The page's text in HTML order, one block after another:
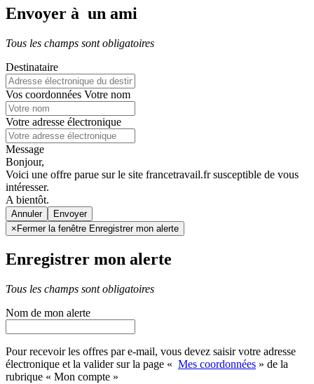
Envoyer à un ami
Tous les champs sont obligatoires
Destinataire
Vos coordonnées Votre nom
Votre adresse électronique
Message
Bonjour,
Voici une offre parue sur le site francetravail.fr susceptible de vous
intéresser.
A bientôt.
Annuler
× Fermer la fenêtre Enregistrer mon alerte
Enregistrer mon alerte
Tous les champs sont obligatoires
Nom de mon alerte
Pour recevoir les offres par e-mail, vous devez saisir votre adresse
électronique et la valider sur la page « Mes coordonnées » de la
rubrique « Mon compte »